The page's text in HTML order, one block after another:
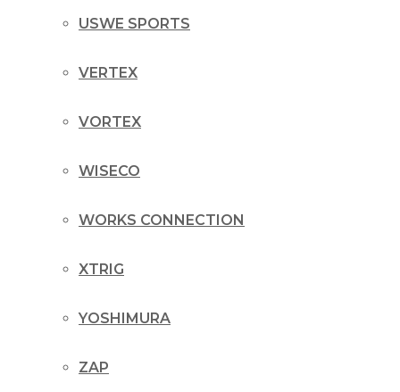
USWE SPORTS
VERTEX
VORTEX
WISECO
WORKS CONNECTION
XTRIG
YOSHIMURA
ZAP